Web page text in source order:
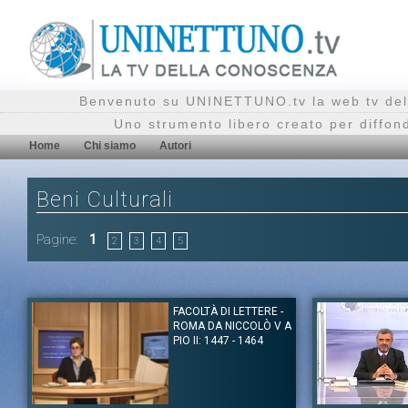
Benvenuto su UNINETTUNO.tv la web tv
Uno strumento libero creato per
Home Chi siamo Autori
Beni Culturali
Pagine: 1 2 3 4 5
FACOLTÀ DI LETTERE -
ROMA DA NICCOLÒ V A
PIO II: 1447 - 1464